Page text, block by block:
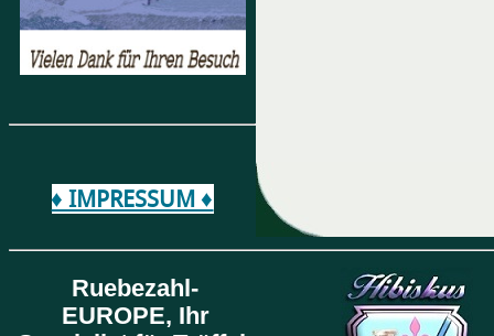
♦ IMPRESSUM ♦
Ruebezahl-
EUROPE, Ihr